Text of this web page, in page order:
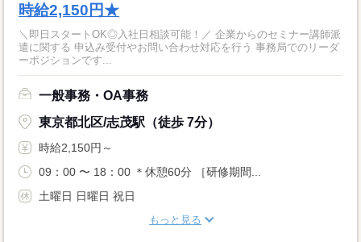
時給2,150円★
＼即日スタートOK◎入社日相談可能！／ 企業からのセミナー講師派
遣に関する 申込み受付やお問い合わせ対応を行う 事務局でのリーダ
ーポジションです...
一般事務・OA事務
東京都北区/志茂駅（徒歩 7分）
時給2,150円～
09：00 〜 18：00 ＊休憩60分 ［研修期間...
土曜日 日曜日 祝日
もっと見る